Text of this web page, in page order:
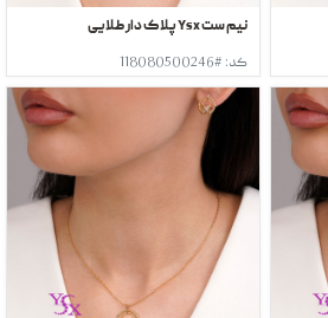
نیم ست Ysx پلاک دار طلایی
کد: #118080500246